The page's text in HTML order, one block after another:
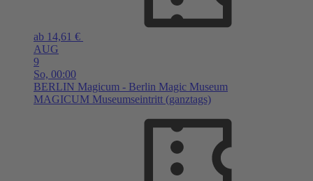
ab 14,61 €
AUG
9
So, 00:00
BERLIN Magicum - Berlin Magic Museum
MAGICUM Museumseintritt (ganztags)